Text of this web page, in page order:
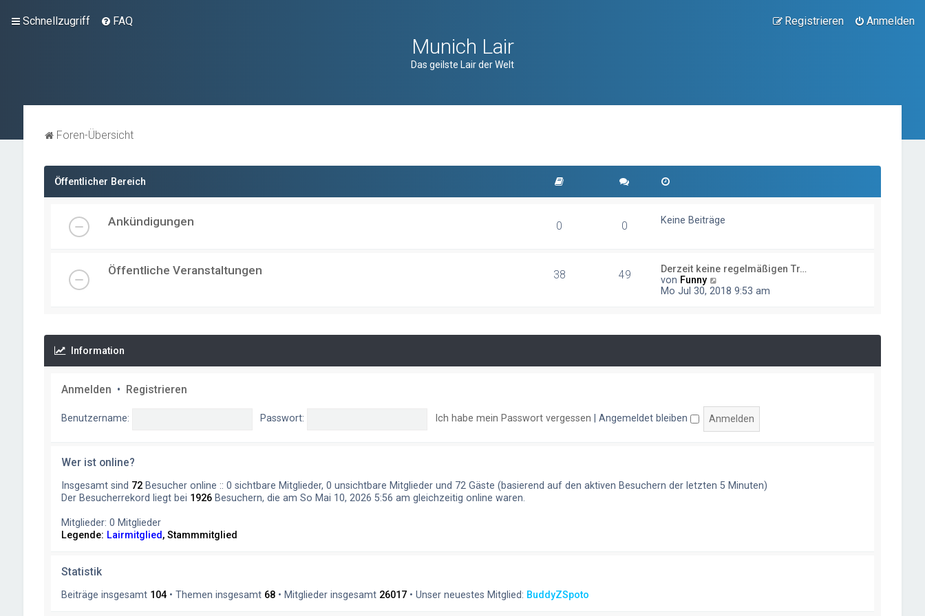
Schnellzugriff FAQ Anmelden
Registrieren
Munich Lair
Das geilste Lair der Welt
Foren-Übersicht
Öffentlicher Bereich
Ankündigungen 0 0 Keine Beiträge
Öffentliche Veranstaltungen 38 49
Derzeit keine regelmäßigen Tr…
von Funny
e
t
B
a
g
Mo Jul 30, 2018 9:53 am
Information
Anmelden • Registrieren
Benutzername: Passwort: Ich habe mein Passwort vergessen Angemeldet bleiben
Wer ist online?
Insgesamt sind 72Besucher online :: 0 sichtbare Mitglieder, 0 unsichtbare Mitglieder und 72 Gäste (basierend auf den aktiven Besuchern der letzten 5 Minuten)
Der Besucherrekord liegt bei 1926Besuchern, die am So Mai 10, 2026 5:56 am gleichzeitig online waren.
Mitglieder: 0 Mitglieder
Legende: Lairmitglied , Stammmitglied
Statistik
Beiträge insgesamt 104• Themen insgesamt 68• Mitglieder insgesamt 26017• Unser neuestes Mitglied: BuddyZSpoto